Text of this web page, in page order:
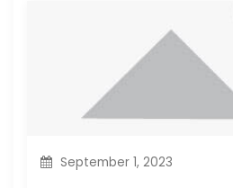
September 1, 2023